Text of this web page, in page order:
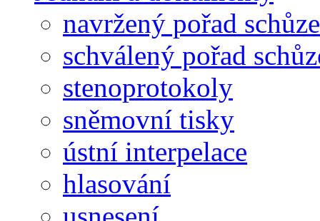
navržený pořad schůze
schválený pořad
stenoprotokoly
sněmovní tisky
ústní interpelace
hlasování